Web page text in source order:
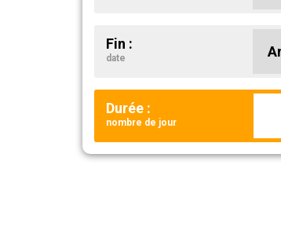
Fin :
date
Durée :
nombre de jour